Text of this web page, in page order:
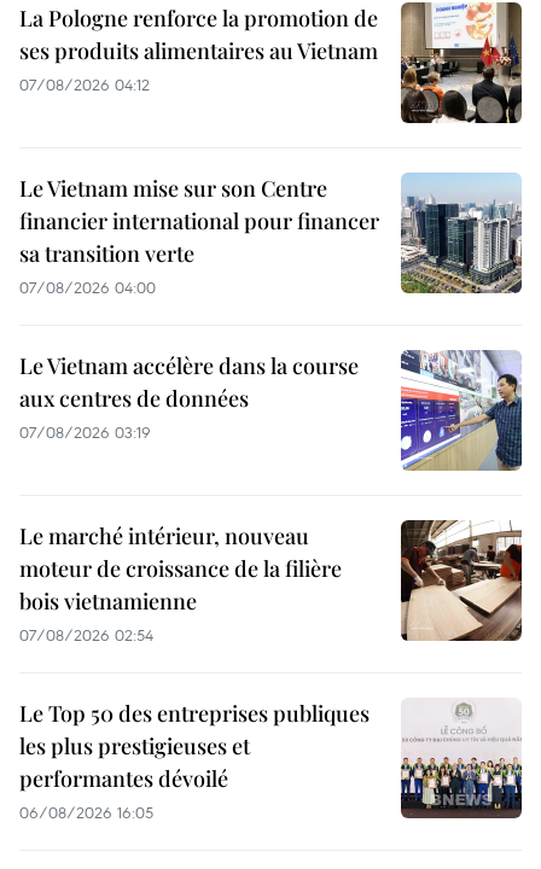
La Pologne renforce la promotion de
ses produits alimentaires au Vietnam
07/08/2026 04:12
Le Vietnam mise sur son Centre
financier international pour financer
sa transition verte
07/08/2026 04:00
Le Vietnam accélère dans la course
aux centres de données
07/08/2026 03:19
Le marché intérieur, nouveau
moteur de croissance de la filière
bois vietnamienne
07/08/2026 02:54
Le Top 50 des entreprises publiques
les plus prestigieuses et
performantes dévoilé
06/08/2026 16:05